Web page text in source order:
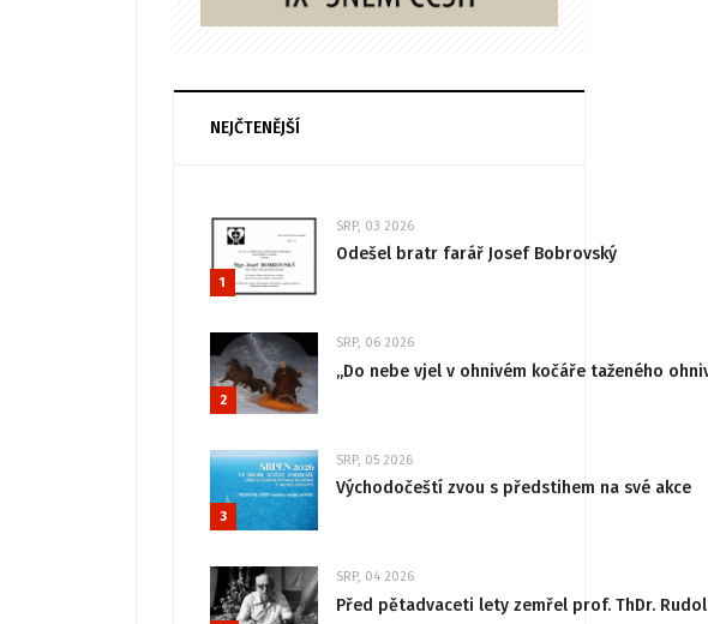
NEJČTENĚJŠÍ
1
SRP, 03 2026
Odešel bratr farář Josef Bobrovský
2
SRP, 06 2026
„Do nebe vjel v ohnivém kočáře taženého
3
SRP, 05 2026
Východočeští zvou s předstihem na své akce
SRP, 04 2026
Před pětadvaceti lety zemřel prof. ThDr.